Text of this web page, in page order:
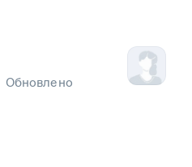
Обновлено